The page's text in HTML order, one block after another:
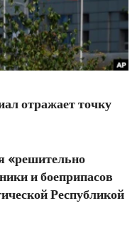
отражает точку
и боеприпасов
Республикой